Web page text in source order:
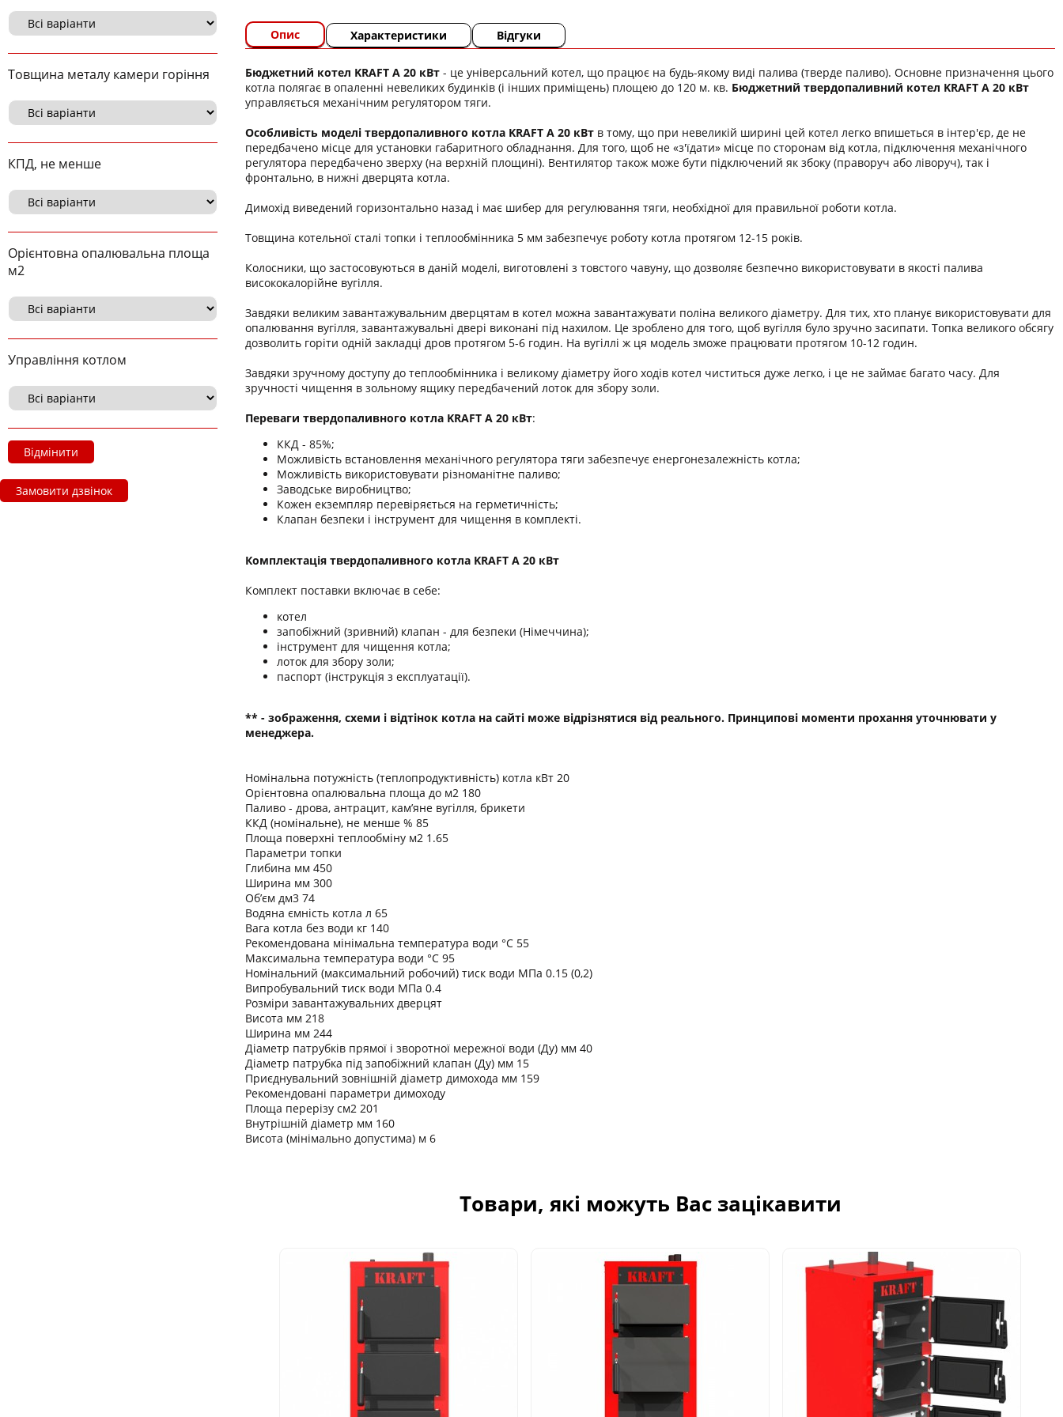
Товщина металу камери горіння
КПД, не менше
Орієнтовна опалювальна площа
м2
Управління котлом
Відмінити
Замовити дзвінок
Опис Характеристики Відгуки
Бюджетний котел KRAFT A 20 кВт - це універсальний котел, що працює на будь-якому виді палива (тверде паливо). Основне призначення цього
котла полягає в опаленні невеликих будинків (і інших приміщень) площею до 120 м. кв. Бюджетний твердопаливний котел KRAFT A 20 кВт
управляється механічним регулятором тяги.
Особливість моделі твердопаливного котла KRAFT A 20 кВт в тому, що при невеликій ширині цей котел легко впишеться в інтер'єр, де не
передбачено місце для установки габаритного обладнання. Для того, щоб не «з'їдати» місце по сторонам від котла, підключення механічного
регулятора передбачено зверху (на верхній площині). Вентилятор також може бути підключений як збоку (праворуч або ліворуч), так і
фронтально, в нижні дверцята котла.
Димохід виведений горизонтально назад і має шибер для регулювання тяги, необхідної для правильної роботи котла.
Товщина котельної сталі топки і теплообмінника 5 мм забезпечує роботу котла протягом 12-15 років.
Колосники, що застосовуються в даній моделі, виготовлені з товстого чавуну, що дозволяє безпечно використовувати в якості палива
висококалорійне вугілля.
Завдяки великим завантажувальним дверцятам в котел можна завантажувати поліна великого діаметру. Для тих, хто планує використовувати для
опалювання вугілля, завантажувальні двері виконані під нахилом. Це зроблено для того, щоб вугілля було зручно засипати. Топка великого обсягу
дозволить горіти одній закладці дров протягом 5-6 годин. На вугіллі ж ця модель зможе працювати протягом 10-12 годин.
Завдяки зручному доступу до теплообмінника і великому діаметру його ходів котел чиститься дуже легко, і це не займає багато часу. Для
зручності чищення в зольному ящику передбачений лоток для збору золи.
Переваги твердопаливного котла KRAFT A 20 кВт:
ККД - 85%;
Можливість встановлення механічного регулятора тяги забезпечує енергонезалежність котла;
Можливість використовувати різноманітне паливо;
Заводське виробництво;
Кожен екземпляр перевіряється на герметичність;
Клапан безпеки і інструмент для чищення в комплекті.
Комплектація твердопаливного котла KRAFT A 20 кВт
Комплект поставки включає в себе:
котел
запобіжний (зривний) клапан - для безпеки (Німеччина);
інструмент для чищення котла;
лоток для збору золи;
паспорт (інструкція з експлуатації).
** - зображення, схеми і відтінок котла на сайті може відрізнятися від реального. Принципові моменти прохання уточнювати у
менеджера.
Номінальна потужність (теплопродуктивність) котла кВт 20
Орієнтовна опалювальна площа до м2 180
Паливо - дрова, антрацит, кам’яне вугілля, брикети
ККД (номінальне), не менше % 85
Площа поверхні теплообміну м2 1.65
Параметри топки
Глибина мм 450
Ширина мм 300
Об’єм дм3 74
Водяна ємність котла л 65
Вага котла без води кг 140
Рекомендована мінімальна температура води °C 55
Максимальна температура води °C 95
Номінальний (максимальний робочий) тиск води МПа 0.15 (0,2)
Випробувальний тиск води МПа 0.4
Розміри завантажувальних дверцят
Висота мм 218
Ширина мм 244
Діаметр патрубків прямої і зворотної мережної води (Ду) мм 40
Діаметр патрубка під запобіжний клапан (Ду) мм 15
Приєднувальний зовнішній діаметр димохода мм 159
Рекомендовані параметри димоходу
Площа перерізу см2 201
Внутрішній діаметр мм 160
Висота (мінімально допустима) м 6
Товари, які можуть Вас зацікавити